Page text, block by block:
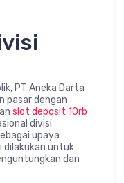
PT Aneka Darta
pasar dengan
slot deposit 10rb
divisi
upaya
dilakukan untuk
dan